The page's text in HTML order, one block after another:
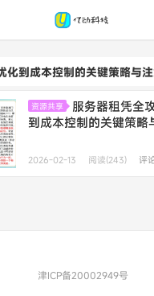
化到成本控制的关键策略与
资源共享
服务器租凭全
到成本控制的关键策略
2026-02-13 阅读(243) 评
津ICP备20002949号